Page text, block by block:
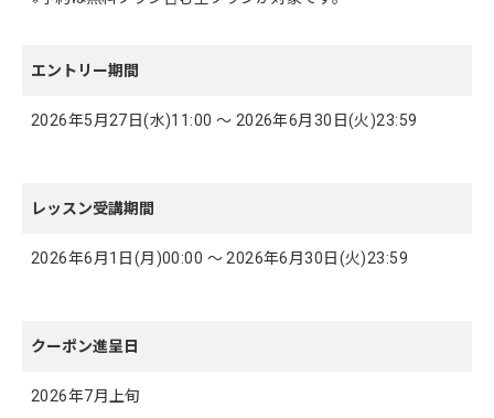
エントリー期間
2026年5月27日(水)11:00 ～ 2026年6月30日(火)23:59
レッスン受講期間
2026年6月1日(月)00:00 ～ 2026年6月30日(火)23:59
クーポン進呈日
2026年7月上旬